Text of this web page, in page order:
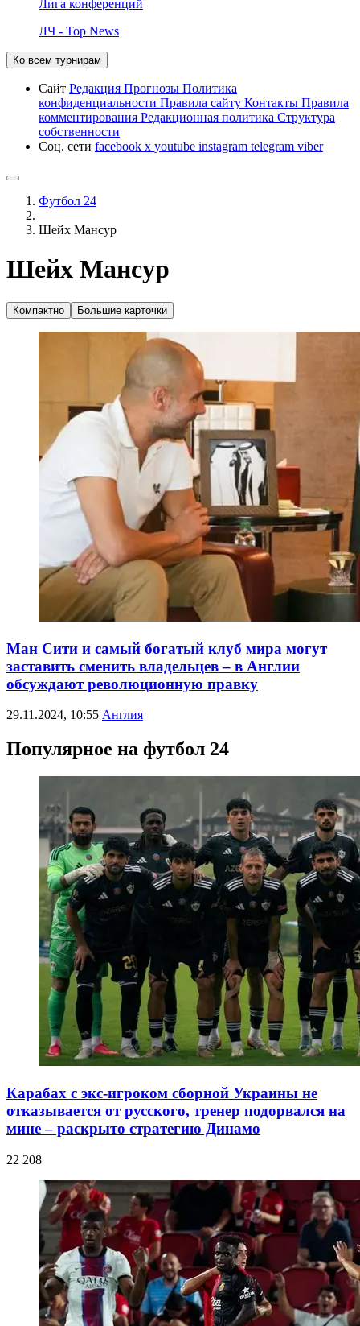
Лига конференций
ЛЧ - Top News
Ко всем турнирам
Сайт Редакция Прогнозы Политика
конфиденциальности Правила сайту Контакты Правила
комментирования Редакционная политика Структура
собственности
Соц. сети facebook x youtube instagram telegram viber
Футбол 24
Шейх Мансур
Шейх Мансур
Компактно Большие карточки
Ман Сити и самый богатый клуб мира могут
заставить сменить владельцев – в Англии
обсуждают революционную правку
29.11.2024, 10:55 Англия
Популярное на футбол 24
Карабах с экс-игроком сборной Украины не
отказывается от русского, тренер подорвался на
мине – раскрыто стратегию Динамо
22 208